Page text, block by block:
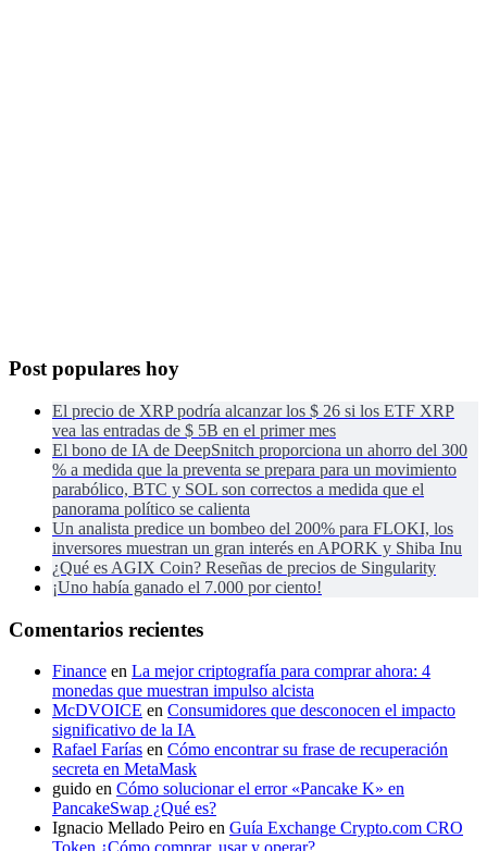
Post populares hoy
El precio de XRP podría alcanzar los $ 26 si los ETF XRP
vea las entradas de $ 5B en el primer mes
El bono de IA de DeepSnitch proporciona un ahorro del 300
% a medida que la preventa se prepara para un movimiento
parabólico, BTC y SOL son correctos a medida que el
panorama político se calienta
Un analista predice un bombeo del 200% para FLOKI, los
inversores muestran un gran interés en APORK y Shiba Inu
¿Qué es AGIX Coin? Reseñas de precios de Singularity
¡Uno había ganado el 7.000 por ciento!
Comentarios recientes
Finance en La mejor criptografía para comprar ahora: 4
monedas que muestran impulso alcista
McDVOICE en Consumidores que desconocen el impacto
significativo de la IA
Rafael Farías en Cómo encontrar su frase de recuperación
secreta en MetaMask
guido en Cómo solucionar el error «Pancake K» en
PancakeSwap ¿Qué es?
Ignacio Mellado Peiro en Guía Exchange Crypto.com CRO